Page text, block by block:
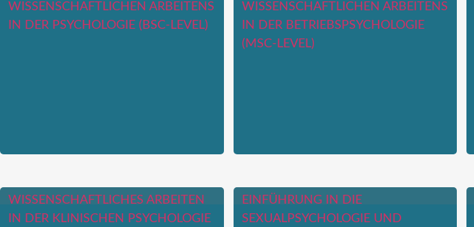
WISSENSCHAFTLICHEN ARBEITENS
IN DER PSYCHOLOGIE (BSC-LEVEL)
WISSENSCHAFTLICHEN ARBEITENS
IN DER BETRIEBSPSYCHOLOGIE
(MSC-LEVEL)
WISSENSCHAFTLICHES ARBEITEN
IN DER KLINISCHEN PSYCHOLOGIE
EINFÜHRUNG IN DIE
SEXUALPSYCHOLOGIE UND